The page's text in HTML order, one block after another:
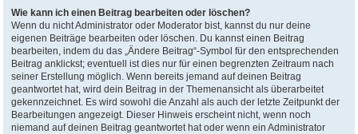
Wie kann ich einen Beitrag bearbeiten oder löschen?
Wenn du nicht Administrator oder Moderator bist, kannst du nur deine
eigenen Beiträge bearbeiten oder löschen. Du kannst einen Beitrag
bearbeiten, indem du das „Ändere Beitrag“-Symbol für den entsprechenden
Beitrag anklickst; eventuell ist dies nur für einen begrenzten Zeitraum nach
seiner Erstellung möglich. Wenn bereits jemand auf deinen Beitrag
geantwortet hat, wird dein Beitrag in der Themenansicht als überarbeitet
gekennzeichnet. Es wird sowohl die Anzahl als auch der letzte Zeitpunkt der
Bearbeitungen angezeigt. Dieser Hinweis erscheint nicht, wenn noch
niemand auf deinen Beitrag geantwortet hat oder wenn ein Administrator